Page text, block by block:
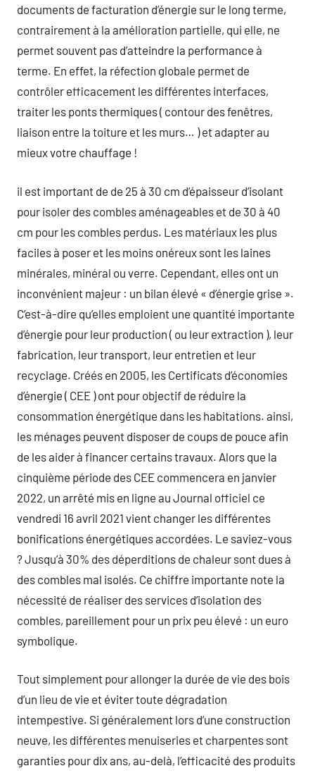
documents de facturation d’énergie sur le long terme,
contrairement à la amélioration partielle, qui elle, ne
permet souvent pas d’atteindre la performance à
terme. En effet, la réfection globale permet de
contrôler efficacement les différentes interfaces,
traiter les ponts thermiques ( contour des fenêtres,
liaison entre la toiture et les murs… ) et adapter au
mieux votre chauffage !
il est important de de 25 à 30 cm d’épaisseur d’isolant
pour isoler des combles aménageables et de 30 à 40
cm pour les combles perdus. Les matériaux les plus
faciles à poser et les moins onéreux sont les laines
minérales, minéral ou verre. Cependant, elles ont un
inconvénient majeur : un bilan élevé « d’énergie grise ».
C’est-à-dire qu’elles emploient une quantité importante
d’énergie pour leur production ( ou leur extraction ), leur
fabrication, leur transport, leur entretien et leur
recyclage. Créés en 2005, les Certificats d’économies
d’énergie ( CEE ) ont pour objectif de réduire la
consommation énergétique dans les habitations. ainsi,
les ménages peuvent disposer de coups de pouce afin
de les aider à financer certains travaux. Alors que la
cinquième période des CEE commencera en janvier
2022, un arrêté mis en ligne au Journal officiel ce
vendredi 16 avril 2021 vient changer les différentes
bonifications énergétiques accordées. Le saviez-vous
? Jusqu’à 30% des déperditions de chaleur sont dues à
des combles mal isolés. Ce chiffre importante note la
nécessité de réaliser des services d’isolation des
combles, pareillement pour un prix peu élevé : un euro
symbolique.
Tout simplement pour allonger la durée de vie des bois
d’un lieu de vie et éviter toute dégradation
intempestive. Si généralement lors d’une construction
neuve, les différentes menuiseries et charpentes sont
garanties pour dix ans, au-delà, l’efficacité des produits